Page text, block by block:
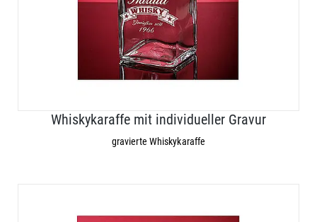
Whiskykaraffe mit individueller Gravur
gravierte Whiskykaraffe